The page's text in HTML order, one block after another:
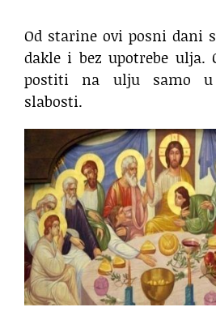
Od starine ovi posni dani
dakle i bez upotrebe ulja.
postiti na ulju samo u
slabosti.